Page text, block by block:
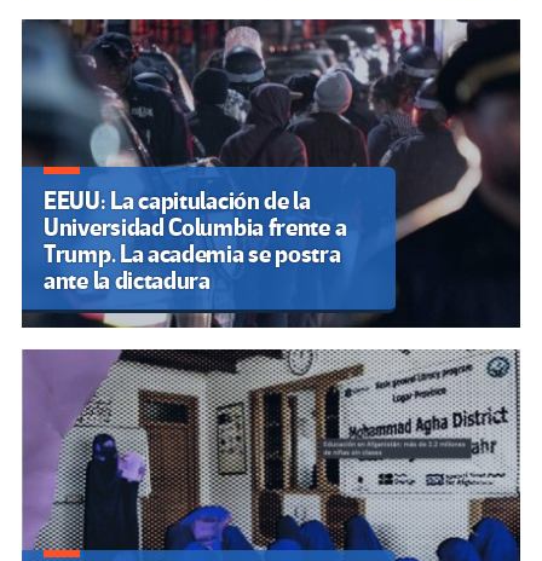
EEUU: La capitulación de la
Universidad Columbia frente a
Trump. La academia se postra
ante la dictadura